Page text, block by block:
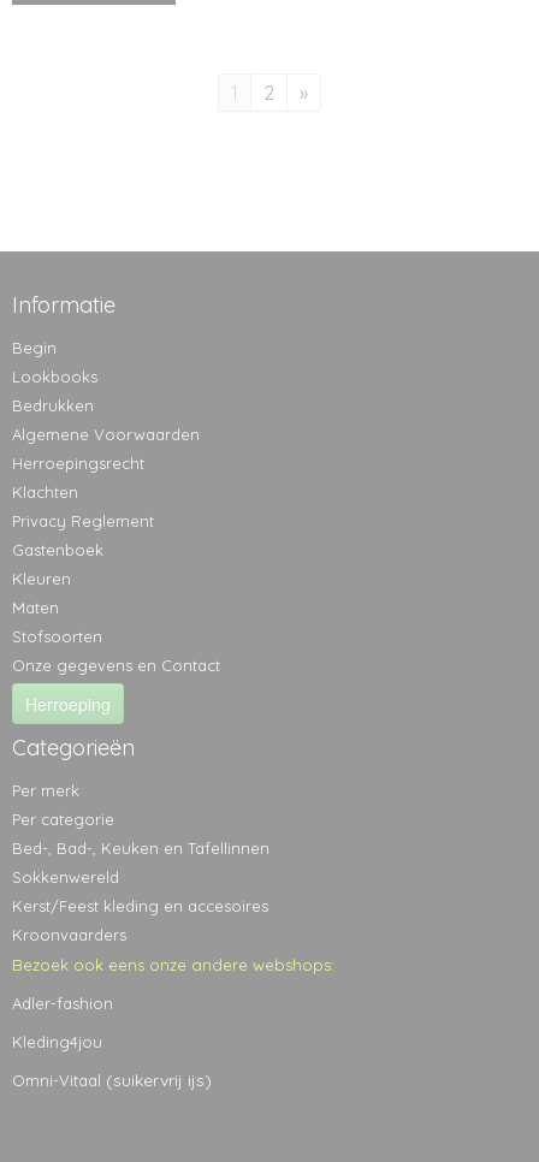
1 2 »
Informatie
Begin
Lookbooks
Bedrukken
Algemene Voorwaarden
Herroepingsrecht
Klachten
Privacy Reglement
Gastenboek
Kleuren
Maten
Stofsoorten
Onze gegevens en Contact
Herroeping
Categorieën
Per merk
Per categorie
Bed-, Bad-, Keuken en Tafellinnen
Sokkenwereld
Kerst/Feest kleding en accesoires
Kroonvaarders
Bezoek ook eens onze andere webshops:
Adler-fashion
Kleding4jou
Omni-Vitaal (suikervrij ijs)